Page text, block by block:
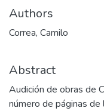
Authors
Correa, Camilo
Abstract
Audición de obras de
número de páginas de